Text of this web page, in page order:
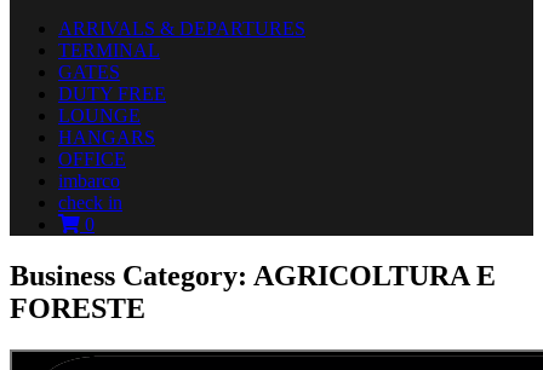
ARRIVALS & DEPARTURES
TERMINAL
GATES
DUTY FREE
LOUNGE
HANGARS
OFFICE
imbarco
check in
0
Business Category: AGRICOLTURA E
FORESTE